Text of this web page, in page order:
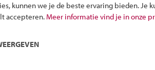
jou?
kunnen we je de beste ervaring bieden. Je
accepteren. Meer informatie vind je in onze